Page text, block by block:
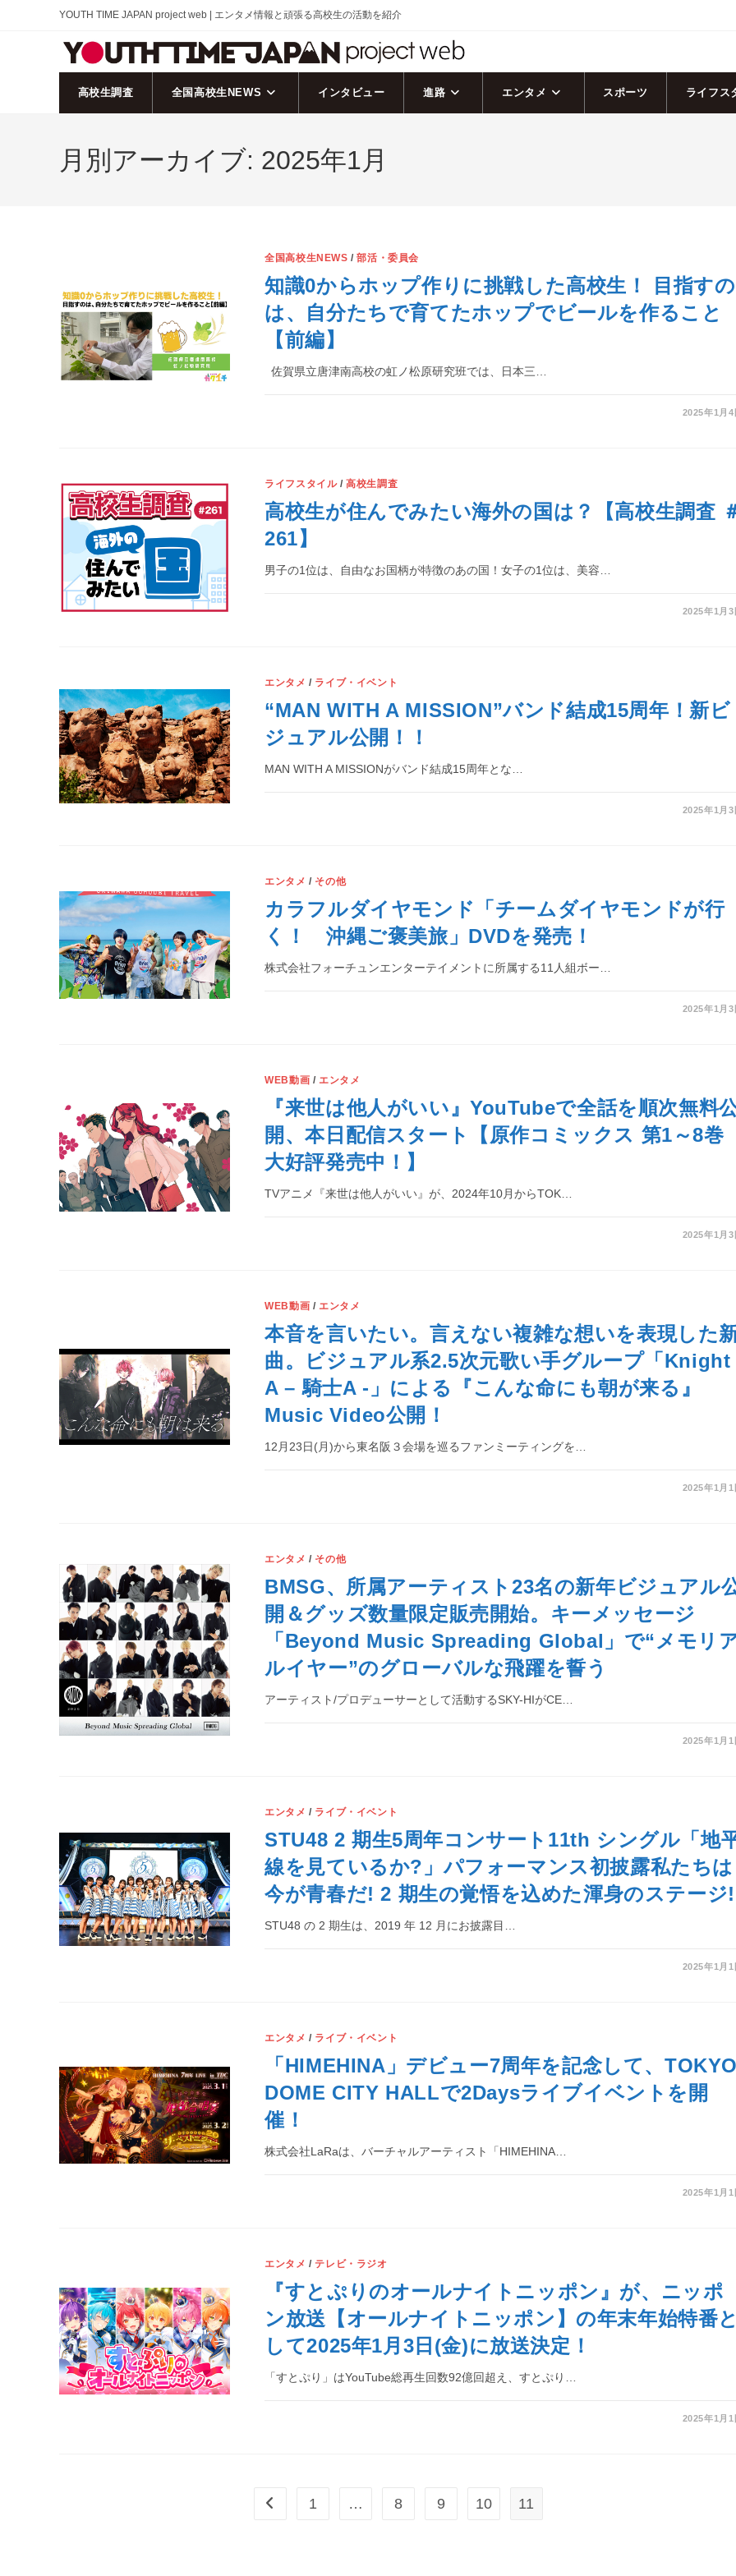
YOUTH TIME JAPAN project web | エンタメ情報と頑張る高校生の活動を紹介
高校生調査 全国高校生NEWS インタビュー 進路 エンタメ スポーツ ライフス
月別アーカイブ: 2025年1月
全国高校生NEWS /部活・委員会
知識0からホップ作りに挑戦した高校生！ 目指すの
は、自分たちで育てたホップでビールを作ること
【前編】
佐賀県立唐津南高校の虹ノ松原研究班では、日本三…
2025年1月4
ライフスタイル/高校生調査
高校生が住んでみたい海外の国は？【高校生調査
261】
男子の1位は、自由なお国柄が特徴のあの国！女子の1位は、美容…
2025年1月3
エンタメ / ライブ・イベント
“MAN WITH A MISSION”バンド結成15周年！新ビ
ジュアル公開！！
MAN WITH A MISSIONがバンド結成15周年とな…
2025年1月3
エンタメ / その他
カラフルダイヤモンド「チームダイヤモンドが行
く！ 沖縄ご褒美旅」DVDを発売！
株式会社フォーチュンエンターテイメントに所属する11人組ボー…
2025年1月3
WEB動画 / エンタメ
『来世は他人がいい』YouTubeで全話を順次無料
開、本日配信スタート【原作コミックス 第1～8巻
大好評発売中！】
TVアニメ『来世は他人がいい』が、2024年10月からTOK…
2025年1月3
WEB動画 / エンタメ
本音を言いたい。言えない複雑な想いを表現した
曲。ビジュアル系2.5次元歌い手グループ「Knight
A – 騎士A -」による『こんな命にも朝が来る』
Music Video公開！
12月23日(月)から東名阪３会場を巡るファンミーティングを…
2025年1月1
エンタメ / その他
BMSG、所属アーティスト23名の新年ビジュアル
開＆グッズ数量限定販売開始。キーメッセージ
「Beyond Music Spreading Global」で“メモリ
ルイヤー”のグローバルな飛躍を誓う
アーティスト/プロデューサーとして活動するSKY-HIがCE…
2025年1月1
エンタメ / ライブ・イベント
STU48 2 期生5周年コンサート11th シングル「地
線を見ているか?」パフォーマンス初披露私たちは
今が青春だ! 2 期生の覚悟を込めた渾身のステージ!
STU48 の 2 期生は、2019 年 12 月にお披露目…
2025年1月1
エンタメ / ライブ・イベント
「HIMEHINA」デビュー7周年を記念して、TOKYO
DOME CITY HALLで2Daysライブイベントを開
催！
株式会社LaRaは、バーチャルアーティスト「HIMEHINA…
2025年1月1
エンタメ / テレビ・ラジオ
『すとぷりのオールナイトニッポン』が、ニッポ
ン放送【オールナイトニッポン】の年末年始特番と
して2025年1月3日(金)に放送決定！
「すとぷり」はYouTube総再生回数92億回超え、すとぷり…
2025年1月1
前のページヘ
1 … 8 9 10 11